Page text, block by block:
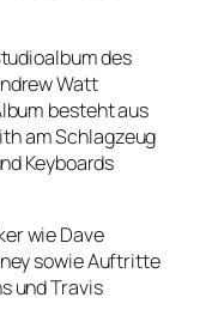
des
Watt
besteht aus
am Schlagzeug
Keyboards
wie Dave
sowie Auftritte
und Travis